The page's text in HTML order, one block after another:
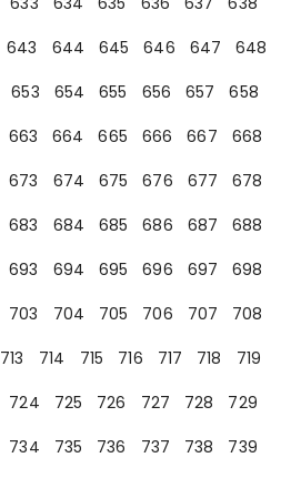
643 644 645 646 647
648
653 654 655 656 657
658
663 664 665 666 667
668
673 674 675 676 677
678
683 684 685 686 687
688
693 694 695 696 697
698
703 704 705 706 707
708
713 714 715 716 717 718
719
724 725 726 727 728
729
734 735 736 737 738
739